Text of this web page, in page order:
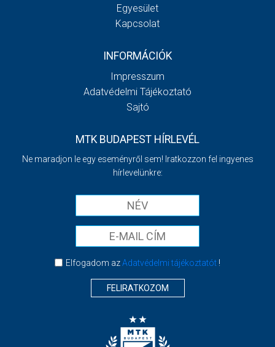
Egyesület
Kapcsolat
INFORMÁCIÓK
Impresszum
Adatvédelmi Tájékoztató
Sajtó
MTK BUDAPEST HÍRLEVÉL
Ne maradjon le egy eseményről sem! Iratkozzon fel ingyenes
hírlevelünkre:
Elfogadom azAdatvédelmi tájékoztatót!
FELIRATKOZOM